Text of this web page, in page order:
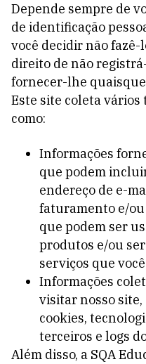
Depende sempre de
de identificação
você decidir não fazê-
direito de não
fornecer-lhe
Este site coleta vários
como:
Informações
que podem
endereço de e-
faturamento e/ou
que podem ser
produtos e/ou
serviços que
Informações
visitar nosso
cookies,
terceiros e logs
Além disso, a SQA